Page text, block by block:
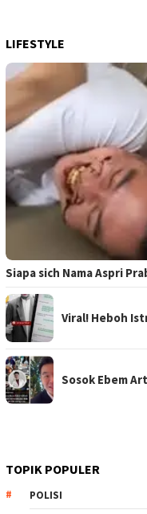
LIFESTYLE
Siapa sich Nama Aspri
Viral! Heboh
Sosok Ebem
TOPIK POPULER
POLISI